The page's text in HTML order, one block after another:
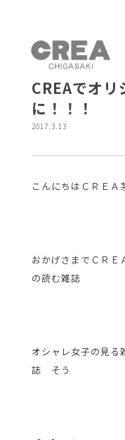
CREAでオ
に！！！
2017.3.13
こんにちはＣＲＥ
おかげさまでＣＲＥ
の読む雑誌
オシャレ女子の見
誌 そう